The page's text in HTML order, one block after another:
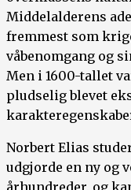
Middelalderens
fremmest som
våbenomgang og
Men i 1600-tallet
pludselig blevet
Norbert Elias
udgjorde en ny og